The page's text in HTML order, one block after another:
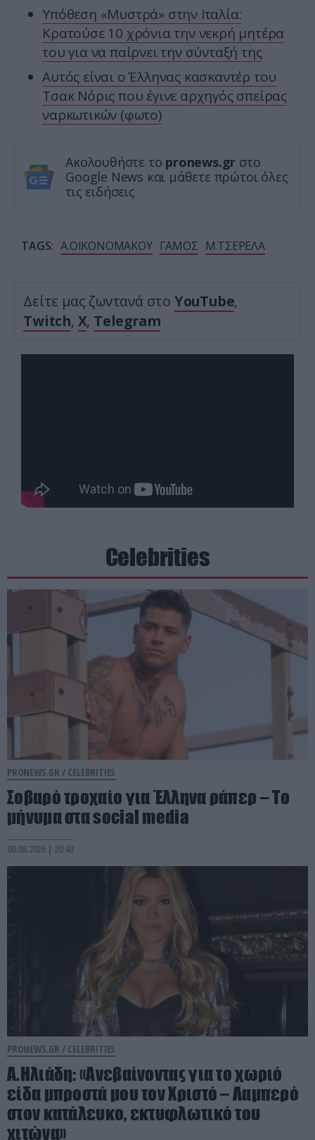
Υπόθεση «Μυστρά» στην Ιταλία:
Κρατούσε 10 χρόνια την νεκρή μητέρα
του για να παίρνει την σύνταξή της
Αυτός είναι ο Έλληνας κασκαντέρ του
Τσακ Νόρις που έγινε αρχηγός σπείρας
ναρκωτικών (φωτο)
Ακολουθήστε το pronews.gr στο
Google News και μάθετε πρώτοι όλες
τις ειδήσεις
TAGS: Α.ΟΙΚΟΝΟΜΑΚΟΥ ΓΑΜΟΣ Μ.ΤΣΕΡΕΛΑ
Δείτε μας ζωντανά στο YouTube,
Twitch, X, Telegram
Celebrities
PRONEWS.GR / CELEBRITIES
Σοβαρό τροχαίο για Έλληνα ράπερ – Το
μήνυμα στα social media
06.08.2026 | 20:43
PRONEWS.GR / CELEBRITIES
Α.Ηλιάδη: «Ανεβαίνοντας για το χωριό
είδα μπροστά μου τον Χριστό – Λαμπερό
στον κατάλευκο, εκτυφλωτικό του
χιτώνα»